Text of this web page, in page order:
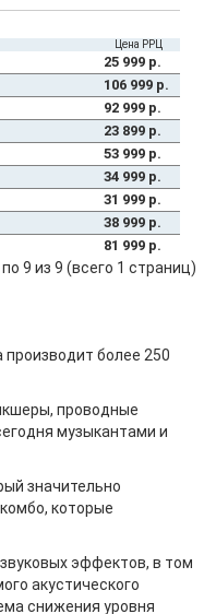
Цена РРЦ
25 999 р.
106 999 р.
92 999 р.
23 899 р.
53 999 р.
34 999 р.
31 999 р.
38 999 р.
81 999 р.
9 из 9 (всего 1 страниц)
более 250
проводные
музыкантами и
значительно
которые
эффектов, в том
акустического
снижения уровня